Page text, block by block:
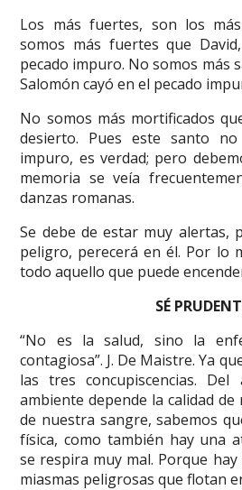
Los más fuertes, son los
somos más fuertes que
pecado impuro. No somos más
Salomón cayó en el pecado
No somos más mortificados
desierto. Pues este santo
impuro, es verdad; pero
memoria se veía
danzas romanas.
Se debe de estar muy alertas,
peligro, perecerá en él. Por lo
todo aquello que puede
SÉ
“No es la salud, sino la
contagiosa”. J. De Maistre. Ya
las tres concupiscencias.
ambiente depende la calidad
de nuestra sangre, sabemos
física, como también hay una
se respira muy mal. Porque
miasmas peligrosas que flotan